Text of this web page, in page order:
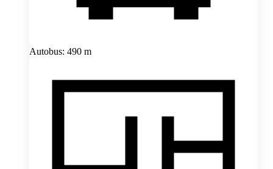
Autobus: 490 m